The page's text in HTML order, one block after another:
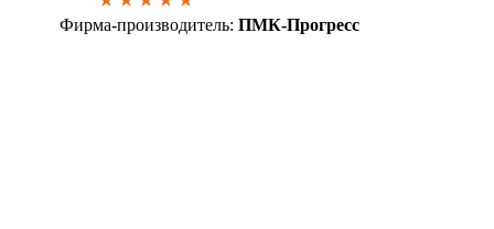
Фирма-производитель: ПМК-Прогресс